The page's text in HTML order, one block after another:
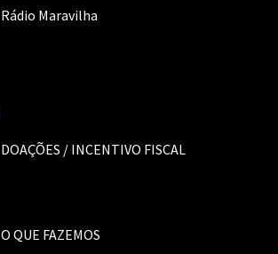
Rádio Maravilha
DOAÇÕES / INCENTIVO FISCAL
O QUE FAZEMOS